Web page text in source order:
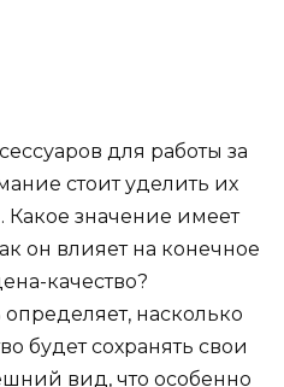
для работы за
стоит уделить их
Какое значение имеет
он влияет на конечное
качество?
насколько
будет сохранять свои
вид, что особенно